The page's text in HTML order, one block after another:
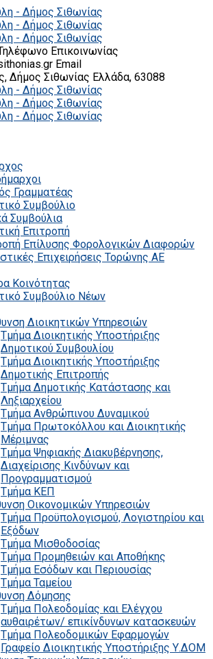
Επικοινωνίας
Email
Δήμος Σιθωνίας Ελλάδα, 63088
Γραμματέας
Συμβούλιο
Συμβούλια
Επιτροπή
Επίλυσης Φορολογικών Διαφορών
Επιχειρήσεις Τορώνης ΑΕ
Κοινότητας
Συμβούλιο Νέων
Διοικητικών Υπηρεσιών
Τμήμα Διοικητικής Υποστήριξης
Δημοτικού Συμβουλίου
Τμήμα Διοικητικής Υποστήριξης
Δημοτικής Επιτροπής
Τμήμα Δημοτικής Κατάστασης και
Ληξιαρχείου
Τμήμα Ανθρώπινου Δυναμικού
Τμήμα Πρωτοκόλλου και Διοικητικής
Μέριμνας
Τμήμα Ψηφιακής Διακυβέρνησης,
Διαχείρισης Κινδύνων και
Προγραμματισμού
Τμήμα ΚΕΠ
Οικονομικών Υπηρεσιών
Τμήμα Προϋπολογισμού, Λογιστηρίου και
Εξόδων
Τμήμα Μισθοδοσίας
Τμήμα Προμηθειών και Αποθήκης
Τμήμα Εσόδων και Περιουσίας
Τμήμα Ταμείου
Δόμησης
Τμήμα Πολεοδομίας και Ελέγχου
αυθαιρέτων/ επικίνδυνων κατασκευών
Τμήμα Πολεοδομικών Εφαρμογών
Γραφείο Διοικητικής Υποστήριξης Υ.ΔΟΜ